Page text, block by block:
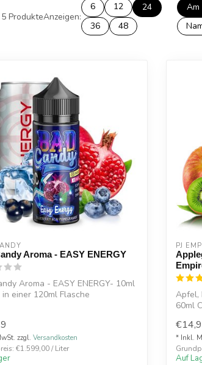
5 ProdukteAnzeigen:
6 12
24
36
48
Am
Aroma - EASY ENERGY
Aroma - EASY ENERGY- 10ml
einer 120ml Flasche
zzgl. Versandkosten
€1.599,00 / Liter
PJ
Apfel,
60ml
* Inkl.
Auf